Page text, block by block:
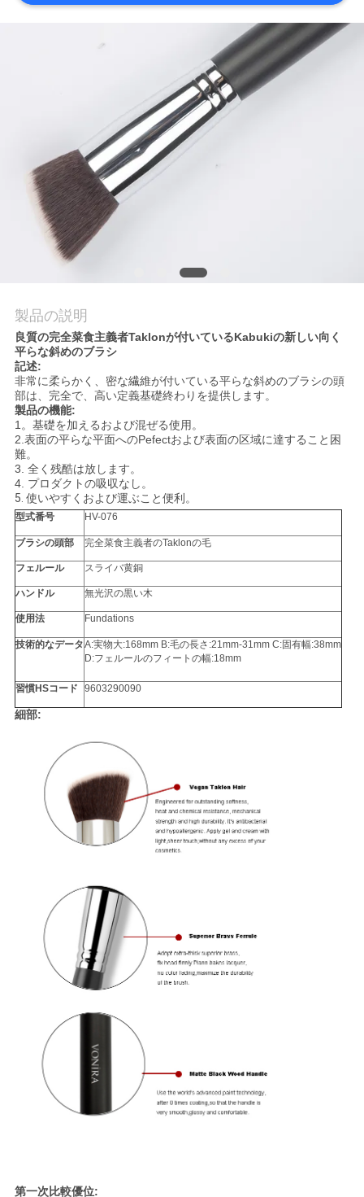
PRIVACY
POLICY
製品の説明
良質の完全菜食主義者Taklonが付いているKabukiの新しい向く
平らな斜めのブラシ
記述:
非常に柔らかく、密な繊維が付いている平らな斜めのブラシの頭
部は、完全で、高い定義基礎終わりを提供します。
製品の機能:
1。 基礎を加えるおよび混ぜる使用。
2.表面の平らな平面へのPefectおよび表面の区域に達すること困
難。
3. 全く 残酷は放します。
4. プロダクトの吸収なし。
5. 使いやすくおよび運ぶこと便利。
型式番号 HV-076
ブラシの頭部 完全菜食主義者のTaklonの毛
フェルール スライバ黄銅
ハンドル 無光沢の黒い木
使用法 Fundations
技術的なデータA:実物大:168mm B:毛の長さ:21mm-31mm C:固有幅:38mm
D:フェルールのフィートの幅:18mm
習慣HSコード 9603290090
細部:
第一次比較優位: